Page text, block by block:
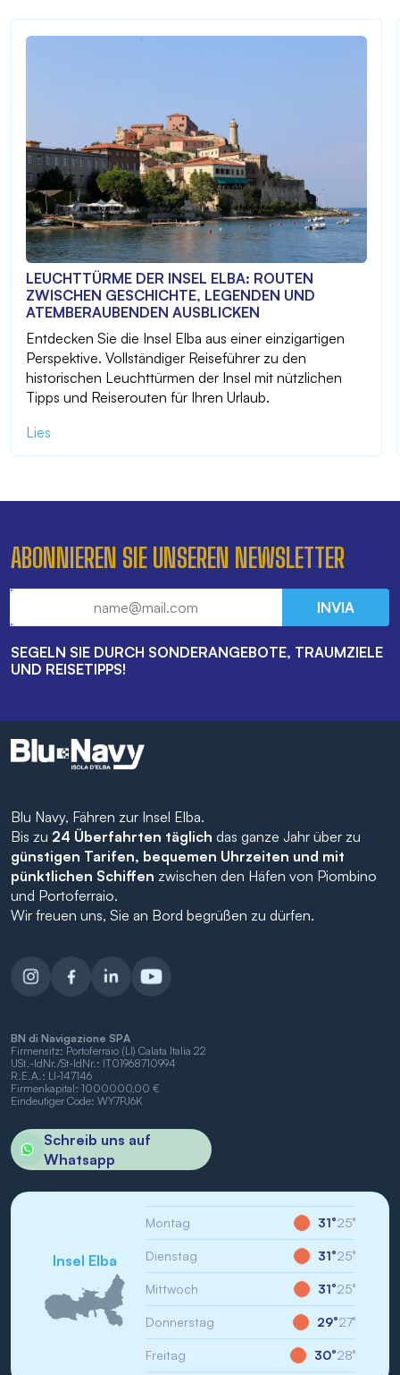
LEUCHTTÜRME DER INSEL ELBA: ROUTEN
ZWISCHEN GESCHICHTE, LEGENDEN UND
ATEMBERAUBENDEN AUSBLICKEN
Entdecken Sie die Insel Elba aus einer einzigartigen
Perspektive. Vollständiger Reiseführer zu den
historischen Leuchttürmen der Insel mit nützlichen
Tipps und Reiserouten für Ihren Urlaub.
Lies
ABONNIEREN SIE UNSEREN NEWSLETTER
INVIA
SEGELN SIE DURCH SONDERANGEBOTE, TRAUMZIELE
UND REISETIPPS!
Blu Navy, Fähren zur Insel Elba.
Bis zu 24 Überfahrten täglich das ganze Jahr über zu
günstigen Tarifen, bequemen Uhrzeiten und mit
pünktlichen Schiffen zwischen den Häfen von Piombino
und Portoferraio.
Wir freuen uns, Sie an Bord begrüßen zu dürfen.
BN di Navigazione SPA
Firmensitz: Portoferraio (LI) Calata Italia 22
USt.-IdNr./St-IdNr.: IT01968710994
R.E.A.: LI-147146
Firmenkapital: 1000000,00 €
Eindeutiger Code: WY7PJ6K
Schreib uns auf
Whatsapp
Insel Elba
Montag 31°25°
Dienstag 31°25°
Mittwoch 31°25°
Donnerstag 29°27°
Freitag 30°28°